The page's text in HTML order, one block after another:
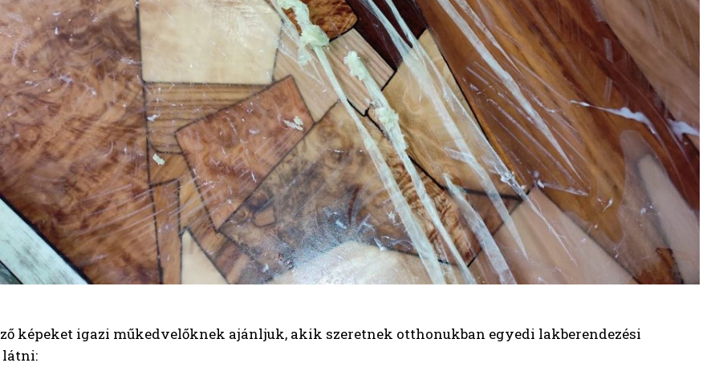
képeket igazi műkedvelőknek ajánljuk, akik szeretnek otthonukban egyedi lakberendezési